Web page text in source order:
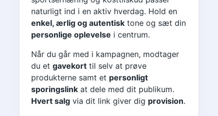
naturligt ind i en aktiv hverdag. Hold en
enkel, ærlig og autentisk tone og sæt din
personlige oplevelse i centrum.
Når du går med i kampagnen, modtager
du et gavekort til selv at prøve
produkterne samt et personligt
sporingslink at dele med dit publikum.
Hvert salg via dit link giver dig provision.